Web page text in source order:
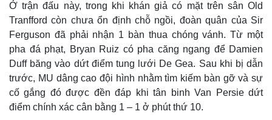
Ở trận đấu này, trong khi khán giả có mặt trên sân Old
Tranfford còn chưa ổn định chỗ ngồi, đoàn quân của Sir
Ferguson đã phải nhận 1 bàn thua chóng vánh. Từ một
pha đá phạt, Bryan Ruiz có pha căng ngang để Damien
Duff băng vào dứt điểm tung lưới De Gea. Sau khi bị dẫn
trước, MU dâng cao đội hình nhằm tìm kiếm bàn gỡ và sự
cố gắng đó được đền đáp khi tân binh Van Persie dứt
điểm chính xác cân bằng 1 – 1 ở phút thứ 10.